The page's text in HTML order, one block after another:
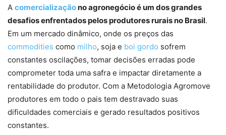
A comercializaçãono agronegócio é um dos grandes
desafios enfrentados pelos produtores rurais no Brasil.
Em um mercado dinâmico, onde os preços das
commodities como milho, soja e boi gordo sofrem
constantes oscilações, tomar decisões erradas pode
comprometer toda uma safra e impactar diretamente a
rentabilidade do produtor. Com a Metodologia Agromove
produtores em todo o pais tem destravado suas
dificuldades comerciais e gerado resultados positivos
constantes.